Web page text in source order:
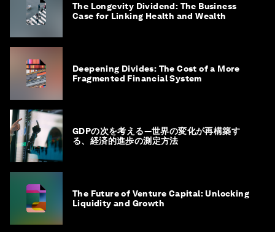
The Longevity Dividend: The Business
Case for Linking Health and Wealth
Deepening Divides: The Cost of a More
Fragmented Financial System
GDPの次を考える―世界の変化が再構築す
る、経済的進歩の測定方法
The Future of Venture Capital: Unlocking
Liquidity and Growth